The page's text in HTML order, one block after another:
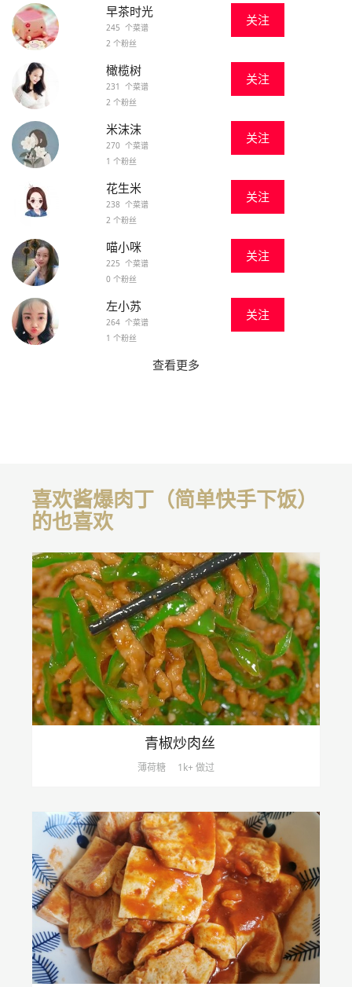
早茶时光
245 个菜谱
2 个粉丝
关注
橄榄树
231 个菜谱
2 个粉丝
关注
米沫沫
270 个菜谱
1 个粉丝
关注
花生米
238 个菜谱
2 个粉丝
关注
喵小咪
225 个菜谱
0 个粉丝
关注
左小苏
264 个菜谱
1 个粉丝
关注
查看更多
喜欢酱爆肉丁（简单快手下饭）
的也喜欢
青椒炒肉丝
薄荷糖 1k+ 做过